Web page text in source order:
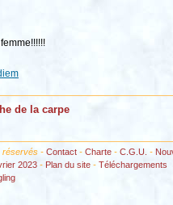
de la carpe
réservés - Contact- Charte- C.G.U. -
2023 - Plan du site - Téléchargements